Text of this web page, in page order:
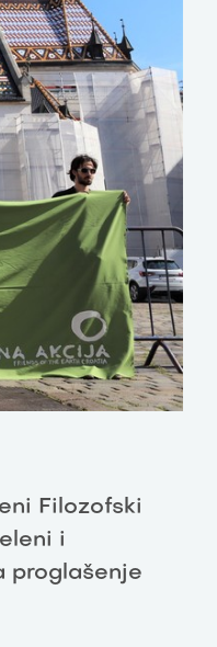
Filozofski
i
proglašenje